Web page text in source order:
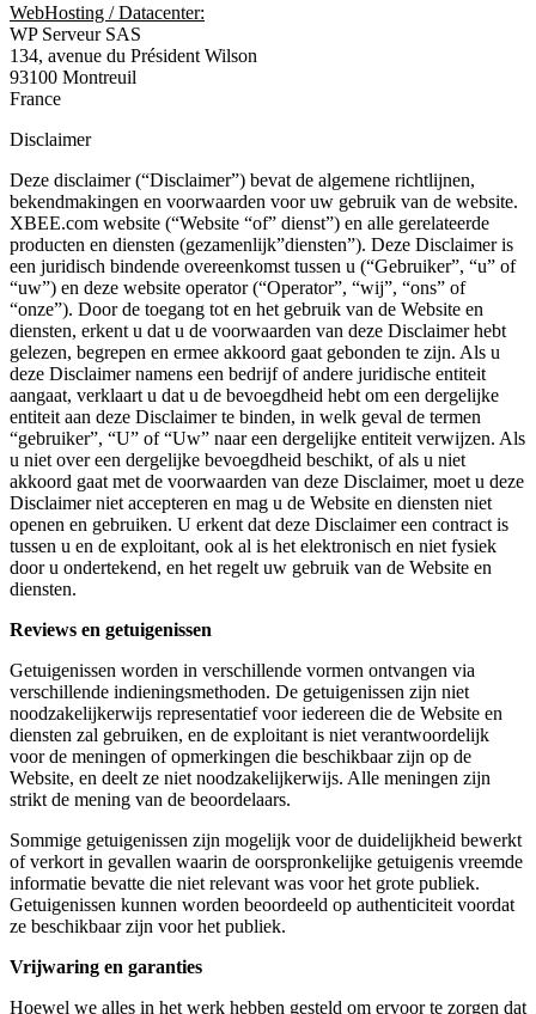
WebHosting / Datacenter:
WP Serveur SAS
134, avenue du Président Wilson
93100 Montreuil
France
Disclaimer
Deze disclaimer (“Disclaimer”) bevat de algemene richtlijnen,
bekendmakingen en voorwaarden voor uw gebruik van de website.
XBEE.com website (“Website “of” dienst”) en alle gerelateerde
producten en diensten (gezamenlijk”diensten”). Deze Disclaimer is
een juridisch bindende overeenkomst tussen u (“Gebruiker”, “u” of
“uw”) en deze website operator (“Operator”, “wij”, “ons” of
“onze”). Door de toegang tot en het gebruik van de Website en
diensten, erkent u dat u de voorwaarden van deze Disclaimer hebt
gelezen, begrepen en ermee akkoord gaat gebonden te zijn. Als u
deze Disclaimer namens een bedrijf of andere juridische entiteit
aangaat, verklaart u dat u de bevoegdheid hebt om een dergelijke
entiteit aan deze Disclaimer te binden, in welk geval de termen
“gebruiker”, “U” of “Uw” naar een dergelijke entiteit verwijzen. Als
u niet over een dergelijke bevoegdheid beschikt, of als u niet
akkoord gaat met de voorwaarden van deze Disclaimer, moet u deze
Disclaimer niet accepteren en mag u de Website en diensten niet
openen en gebruiken. U erkent dat deze Disclaimer een contract is
tussen u en de exploitant, ook al is het elektronisch en niet fysiek
door u ondertekend, en het regelt uw gebruik van de Website en
diensten.
Reviews en getuigenissen
Getuigenissen worden in verschillende vormen ontvangen via
verschillende indieningsmethoden. De getuigenissen zijn niet
noodzakelijkerwijs representatief voor iedereen die de Website en
diensten zal gebruiken, en de exploitant is niet verantwoordelijk
voor de meningen of opmerkingen die beschikbaar zijn op de
Website, en deelt ze niet noodzakelijkerwijs. Alle meningen zijn
strikt de mening van de beoordelaars.
Sommige getuigenissen zijn mogelijk voor de duidelijkheid bewerkt
of verkort in gevallen waarin de oorspronkelijke getuigenis vreemde
informatie bevatte die niet relevant was voor het grote publiek.
Getuigenissen kunnen worden beoordeeld op authenticiteit voordat
ze beschikbaar zijn voor het publiek.
Vrijwaring en garanties
Hoewel we alles in het werk hebben gesteld om ervoor te zorgen dat